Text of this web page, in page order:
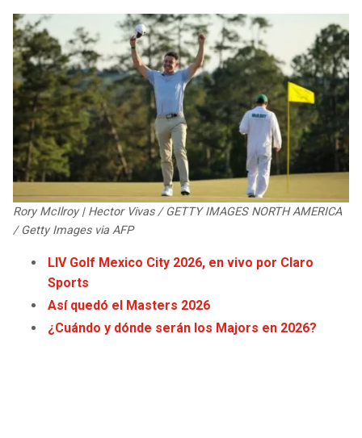
STEELERS
TEXANS
COLTS
JAGUARS
TITANS
COWBOYS
GIANTS
EAGLES
HORNETS
HEAT
MAGIC
WIZARDS
WARRIORS
CLIPPERS
LAKERS
SUNS
Rory McIlroy | Hector Vivas / GETTY IMAGES NORTH AMERICA
/ Getty Images via AFP
LIV Golf Mexico City 2026, en vivo por Claro
Sports
Así quedó el Masters 2026
¿Cuándo y dónde serán los Majors en 2026?